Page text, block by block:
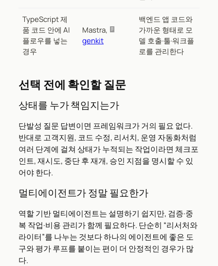
TypeScript 제
품 코드 안에 AI
플로우를 넣는
경우
Mastra,
genkit
백엔드 앱 코드와
가까운 형태로 모
델 호출·툴·워크플
로를 관리한다
선택 전에 확인할 질문
상태를 누가 책임지는가
단발성 질문 답변이면 프레임워크가 거의 필요 없다.
반대로 고객지원, 코드 수정, 리서치, 운영 자동화처럼
여러 단계에 걸쳐 상태가 누적되는 작업이라면 체크포
인트, 재시도, 중단 후 재개, 승인 지점을 명시할 수 있
어야 한다.
멀티에이전트가 정말 필요한가
역할 기반 멀티에이전트는 설명하기 쉽지만, 검증·중
복 작업·비용 관리가 함께 필요하다. 단순히 “리서처와
라이터”를 나누는 것보다 하나의 에이전트에 좋은 도
구와 평가 루프를 붙이는 편이 더 안정적인 경우가 많
다.